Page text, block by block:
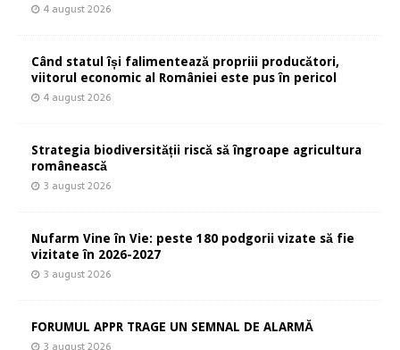
4 august 2026
Când statul își falimentează propriii producători,
viitorul economic al României este pus în pericol
4 august 2026
Strategia biodiversității riscă să îngroape agricultura
românească
3 august 2026
Nufarm Vine în Vie: peste 180 podgorii vizate să fie
vizitate în 2026-2027
3 august 2026
FORUMUL APPR TRAGE UN SEMNAL DE ALARMĂ
3 august 2026